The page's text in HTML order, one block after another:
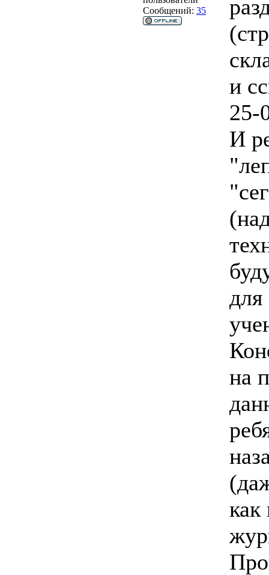
Сообщений: 35
и
25-
И
на
как